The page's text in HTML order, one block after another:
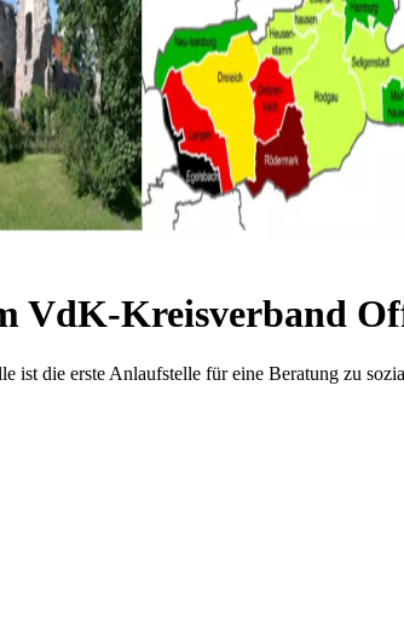
VdK-Kreisverband
ist die erste Anlaufstelle für eine Beratung zu